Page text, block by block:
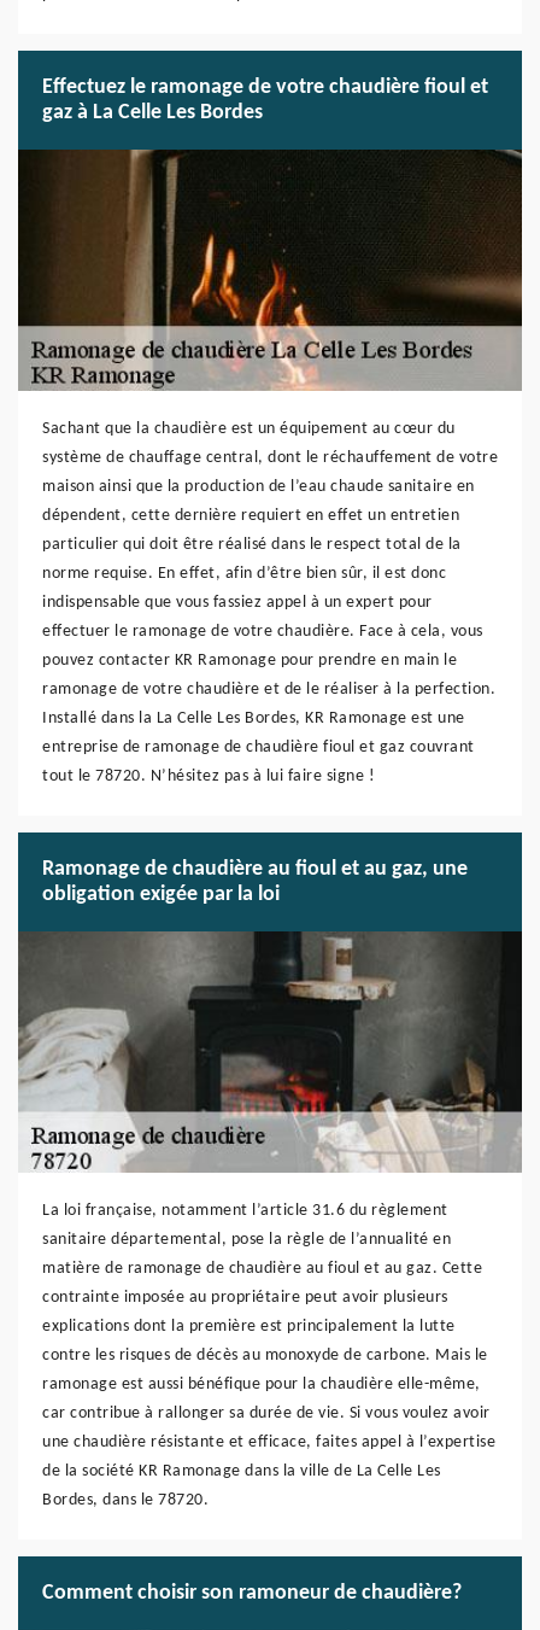
Effectuez le ramonage de votre chaudière fioul et
gaz à La Celle Les Bordes
Sachant que la chaudière est un équipement au cœur du
système de chauffage central, dont le réchauffement de votre
maison ainsi que la production de l’eau chaude sanitaire en
dépendent, cette dernière requiert en effet un entretien
particulier qui doit être réalisé dans le respect total de la
norme requise. En effet, afin d’être bien sûr, il est donc
indispensable que vous fassiez appel à un expert pour
effectuer le ramonage de votre chaudière. Face à cela, vous
pouvez contacter KR Ramonage pour prendre en main le
ramonage de votre chaudière et de le réaliser à la perfection.
Installé dans la La Celle Les Bordes, KR Ramonage est une
entreprise de ramonage de chaudière fioul et gaz couvrant
tout le 78720. N’hésitez pas à lui faire signe !
Ramonage de chaudière au fioul et au gaz, une
obligation exigée par la loi
La loi française, notamment l’article 31.6 du règlement
sanitaire départemental, pose la règle de l’annualité en
matière de ramonage de chaudière au fioul et au gaz. Cette
contrainte imposée au propriétaire peut avoir plusieurs
explications dont la première est principalement la lutte
contre les risques de décès au monoxyde de carbone. Mais le
ramonage est aussi bénéfique pour la chaudière elle-même,
car contribue à rallonger sa durée de vie. Si vous voulez avoir
une chaudière résistante et efficace, faites appel à l’expertise
de la société KR Ramonage dans la ville de La Celle Les
Bordes, dans le 78720.
Comment choisir son ramoneur de chaudière?